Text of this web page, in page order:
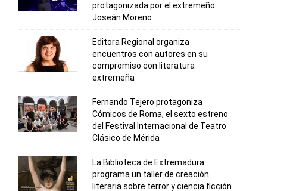
protagonizada por el extremeño
Joseán Moreno
Editora Regional organiza
encuentros con autores en su
compromiso con literatura
extremeña
Fernando Tejero protagoniza
Cómicos de Roma, el sexto estreno
del Festival Internacional de Teatro
Clásico de Mérida
La Biblioteca de Extremadura
programa un taller de creación
literaria sobre terror y ciencia ficción